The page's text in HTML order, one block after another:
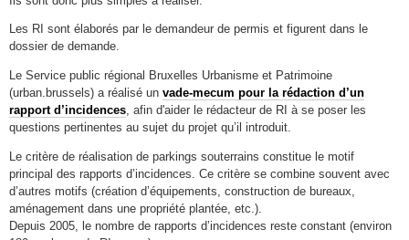
Les RI sont élaborés par le demandeur de permis et figurent dans le
dossier de demande.
Le Service public régional Bruxelles Urbanisme et Patrimoine
(urban.brussels) a réalisé un vade-mecum pour la rédaction d’un
rapport d’incidences, afin d'aider le rédacteur de RI à se poser les
questions pertinentes au sujet du projet qu’il introduit.
Le critère de réalisation de parkings souterrains constitue le motif
principal des rapports d’incidences. Ce critère se combine souvent avec
d’autres motifs (création d’équipements, construction de bureaux,
aménagement dans une propriété plantée, etc.).
Depuis 2005, le nombre de rapports d’incidences reste constant (environ